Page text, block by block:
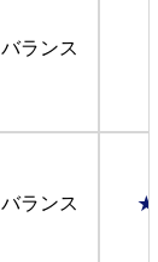
バランス
バランス